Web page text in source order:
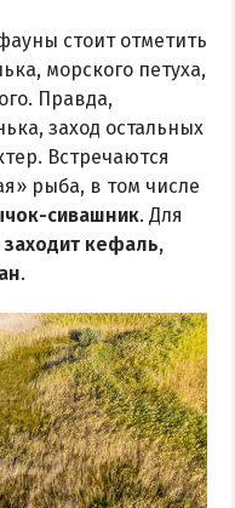
стоит отметить
морского петуха,
Правда,
заход остальных
Встречаются
рыба, в том числе
сивашник. Для
заходит кефаль,
.